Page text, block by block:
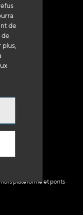
de
plateforme et ponts